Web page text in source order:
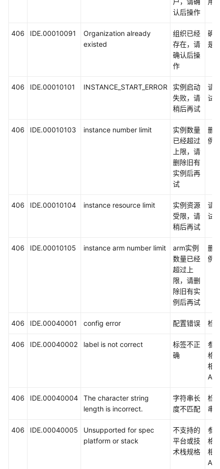
认后操作
406 IDE.00010091
Organization already
existed
组织已经
存在，请
确认后操
作
确
是
406 IDE.00010101 INSTANCE_START_ERROR
实例启动
失败，请
稍后再试
请
试
406 IDE.00010103 instance number limit
实例数量
已经超过
上限，请
删除旧有
实例后再
试
删
例
406 IDE.00010104 instance resource limit
实例资源
受限，请
稍后再试
请
试
406 IDE.00010105 instance arm number limit
arm实例
数量已经
超过上
限，请删
除旧有实
例后再试
删
例
406 IDE.00040001 config error 配置错误 检
406 IDE.00040002 label is not correct
标签不正
确
参
格
相
406 IDE.00040004
The character string
length is incorrect.
字符串长
度不匹配
检
串
406 IDE.00040005
Unsupported for spec
platform or stack
不支持的
平台或技
术栈规格
参
格
相